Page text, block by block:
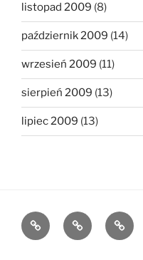
listopad 2009 (8)
październik 2009 (14)
wrzesień 2009 (11)
sierpień 2009 (13)
lipiec 2009 (13)
The
1MB
The
512KB
The
250kb